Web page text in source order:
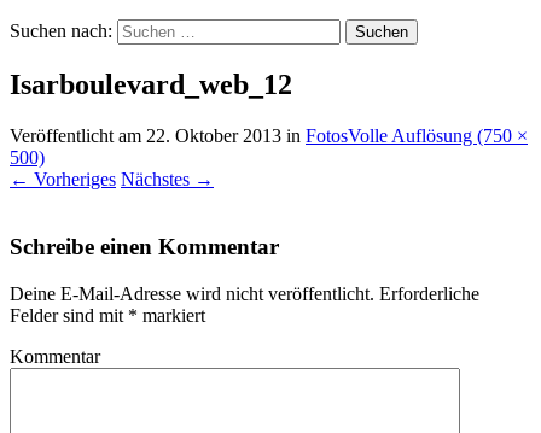
Suchen nach:
Isarboulevard_web_12
Veröffentlicht am 22. Oktober 2013 in FotosVolle Auflösung (750 ×
500)
← Vorheriges Nächstes →
Schreibe einen Kommentar
Deine E-Mail-Adresse wird nicht veröffentlicht. Erforderliche
Felder sind mit * markiert
Kommentar